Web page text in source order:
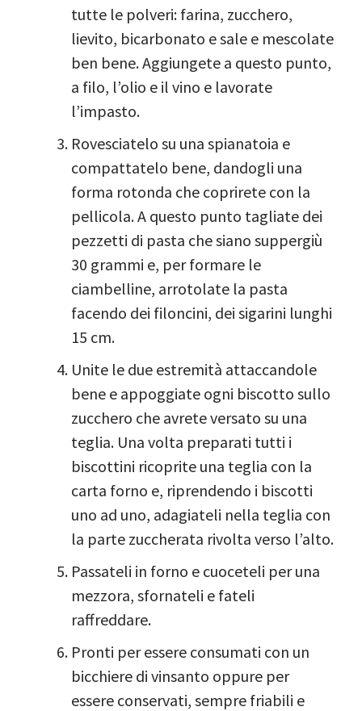
tutte le polveri: farina, zucchero,
lievito, bicarbonato e sale e mescolate
ben bene. Aggiungete a questo punto,
a filo, l’olio e il vino e lavorate
l’impasto.
Rovesciatelo su una spianatoia e
compattatelo bene, dandogli una
forma rotonda che coprirete con la
pellicola. A questo punto tagliate dei
pezzetti di pasta che siano suppergiù
30 grammi e, per formare le
ciambelline, arrotolate la pasta
facendo dei filoncini, dei sigarini lunghi
15 cm.
Unite le due estremità attaccandole
bene e appoggiate ogni biscotto sullo
zucchero che avrete versato su una
teglia. Una volta preparati tutti i
biscottini ricoprite una teglia con la
carta forno e, riprendendo i biscotti
uno ad uno, adagiateli nella teglia con
la parte zuccherata rivolta verso l’alto.
Passateli in forno e cuoceteli per una
mezzora, sfornateli e fateli
raffreddare.
Pronti per essere consumati con un
bicchiere di vinsanto oppure per
essere conservati, sempre friabili e